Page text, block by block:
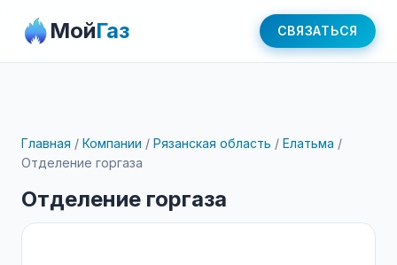
МойГаз СВЯЗАТЬСЯ
Главная / Компании / Рязанская область / Елатьма /
Отделение горгаза
Отделение горгаза